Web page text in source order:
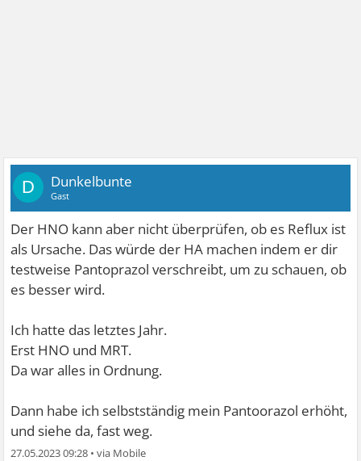
D Dunkelbunte
Gast
Der HNO kann aber nicht überprüfen, ob es Reflux ist
als Ursache. Das würde der HA machen indem er dir
testweise Pantoprazol verschreibt, um zu schauen, ob
es besser wird.
Ich hatte das letztes Jahr.
Erst HNO und MRT.
Da war alles in Ordnung.
Dann habe ich selbstständig mein Pantoorazol erhöht,
und siehe da, fast weg.
27.05.2023 09:28 •